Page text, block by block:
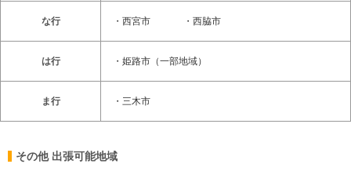
な行 ・ 西宮市 ・ 西脇市
は行 ・ 姫路市 （一部地域）
ま行 ・ 三木市
その他 出張可能地域